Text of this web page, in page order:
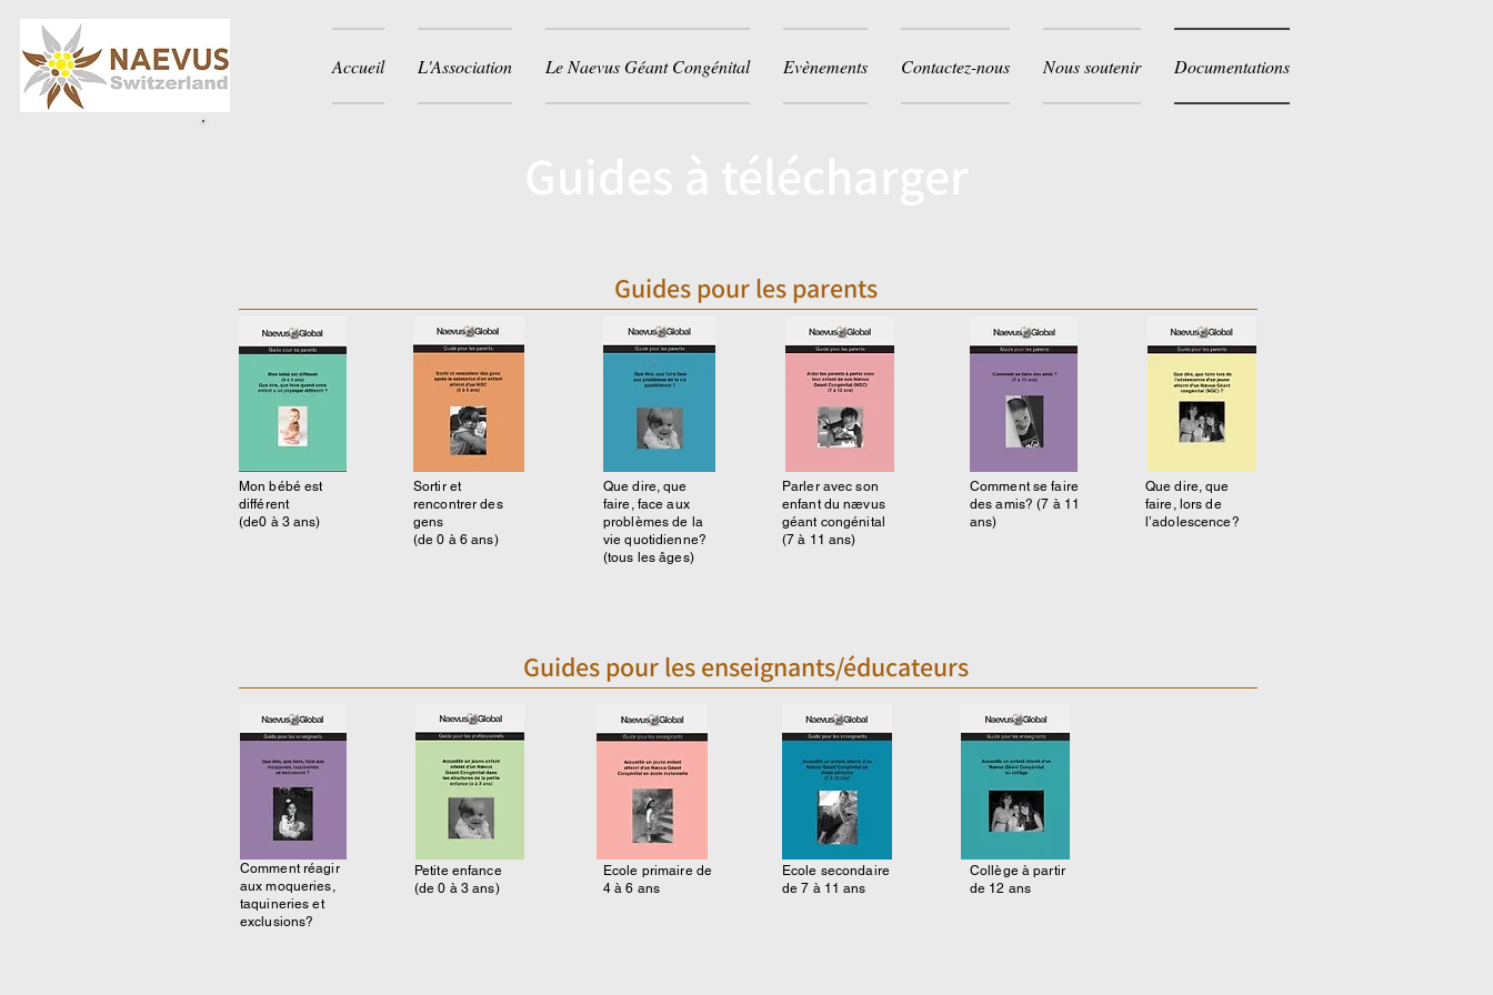
Accueil L'Association Le Naevus Géant Congénital Evènements Contactez-nous Nous soutenir Documentations
Guides pour les parents
Mon bébé est
différent
(de0 à 3 ans)
Sortir et
rencontrer des
gens
(de 0 à 6 ans)
Que dire, que
faire, face aux
problèmes de la
vie quotidienne?
(tous les âges)
Parler avec son
enfant du nævus
géant congénital
(7 à 11 ans)
Comment se faire
des amis? (7 à 11
ans)
Que dire, que
faire, lors de
l’adolescence?
Guides pour les enseignants/éducateurs
Comment réagir
aux moqueries,
taquineries et
exclusions?
Petite enfance
(de 0 à 3 ans)
Ecole primaire de
4 à 6 ans
Ecole secondaire
de 7 à 11 ans
Collège à partir
de 12 ans